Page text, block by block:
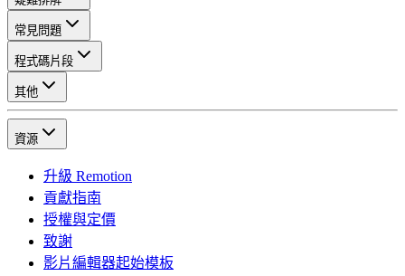
常見問題
程式碼片段
其他
資源
升級 Remotion
貢獻指南
授權與定價
致謝
影片編輯器起始模板